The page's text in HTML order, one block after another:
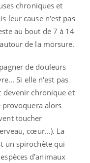
chroniques et
leur cause n'est pas
au bout de 7 à 14
de la morsure.
de douleurs
Si elle n'est pas
devenir chronique et
provoquera alors
toucher
cœur...). La
un spirochète qui
d’animaux